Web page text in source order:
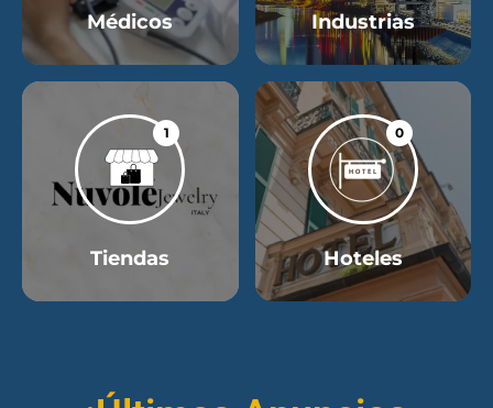
Médicos Industrias
1
Tiendas
0
Hoteles